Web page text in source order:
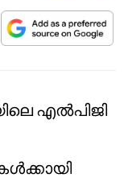
എൽപിജി